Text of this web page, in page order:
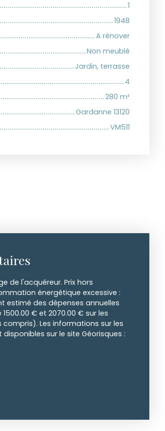
1
1948
A rénover
Non meublé
Jardin, terrasse
4
280 m²
Gardanne 13120
VM511
de l'acquéreur. Prix hors
énergétique excessive :
estimé des dépenses annuelles
€ et 2070.00 € sur les
compris). Les informations sur les
sur le site Géorisques :